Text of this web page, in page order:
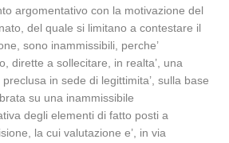
argomentativo con la motivazione del
del quale si limitano a contestare il
sono inammissibili, perche’
dirette a sollecitare, in realta’, una
in sede di legittimita’, sulla base
su una inammissibile
degli elementi di fatto posti a
la cui valutazione e’, in via